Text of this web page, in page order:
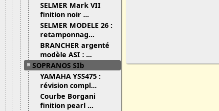
SELMER Mark VII
finition noir ...
SELMER MODELE 26 :
retamponnag...
BRANCHER argenté
modèle ASI : ...
SOPRANOS SIb
YAMAHA YSS475 :
révision compl...
Courbe Borgani
finition pearl ...